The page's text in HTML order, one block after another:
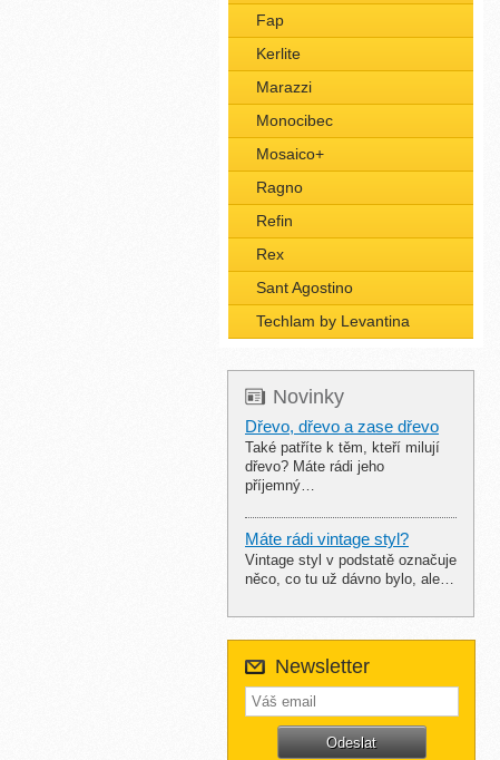
Fap
Kerlite
Marazzi
Monocibec
Mosaico+
Ragno
Refin
Rex
Sant Agostino
Techlam by Levantina
Novinky
Dřevo, dřevo a zase dřevo
Také patříte k těm, kteří milují
dřevo? Máte rádi jeho
příjemný…
Máte rádi vintage styl?
Vintage styl v podstatě označuje
něco, co tu už dávno bylo, ale…
Newsletter